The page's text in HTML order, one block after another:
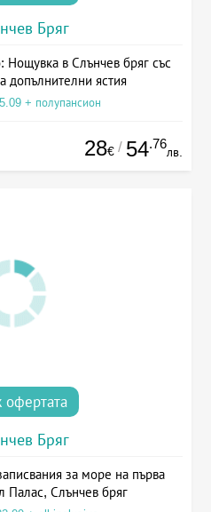
Бряг
Нощувка в Слънчев бряг със
допълнителни ястия
+ полупансион
28€ / 54.76
лв.
офертата
Бряг
за море на първа
Палас, Слънчев бряг